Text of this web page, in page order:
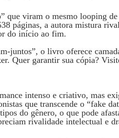
que viram o mesmo looping
páginas, a autora mistura
do início ao fim.
o livro oferece
Quer garantir sua cópia?
intenso e criativo, mas
que transcende o “fake
do gênero, o que pode
rivalidade intelectual e